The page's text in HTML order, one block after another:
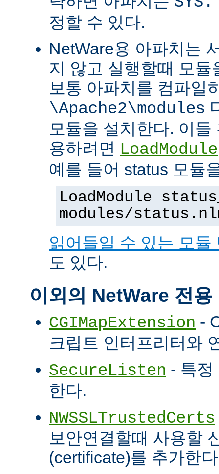
정할 수 있다.
NetWare용 아파치는
지 않고 실행할때 모듈
보통 아파치를 컴파일
\Apache2\modules
모듈을 설치한다. 이
용하려면 LoadModule
예를 들어 status 모듈
LoadModule
modules/
읽어들일 수 있는 모듈
도 있다.
이외의 NetWare 전
CGIMapExtension -
크립트 인터프리터와
SecureListen - 특정
한다.
NWSSLTrustedCerts
보안연결할때 사용할
(certificate)를 추가한